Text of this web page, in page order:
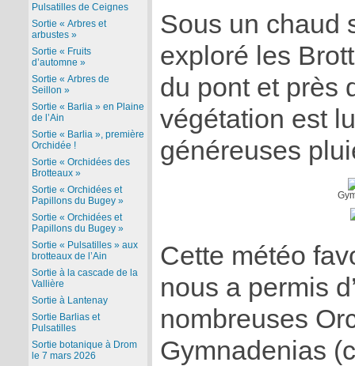
Sous un chaud
exploré les
du pont et près
végétation est
généreuses
Cette météo
nous a permis
nombreuses
Gymnadenias
Pulsatilles de Ceignes
Sortie « Arbres et
arbustes »
Sortie « Fruits
d’automne »
Sortie « Arbres de
Seillon »
Sortie « Barlia » en Plaine
de l’Ain
Sortie « Barlia », première
Orchidée !
Sortie « Orchidées des
Brotteaux »
Sortie « Orchidées et
Papillons du Bugey »
Sortie « Orchidées et
Papillons du Bugey »
Sortie « Pulsatilles » aux
brotteaux de l’Ain
Sortie à la cascade de la
Vallière
Sortie à Lantenay
Sortie Barlias et
Pulsatilles
Sortie botanique à Drom
le 7 mars 2026